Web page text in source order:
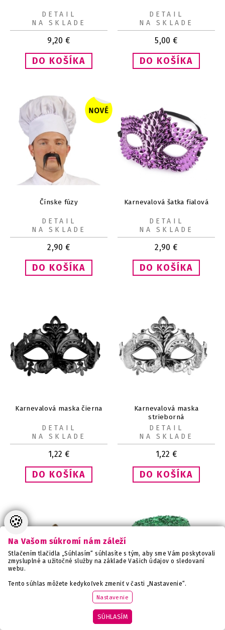
9,20 €
DETAIL
NA SKLADE
5,00 €
DETAIL
NA SKLADE
Čínske fúzy
2,90 €
DETAIL
NA SKLADE
Karnevalová šatka fialová
2,90 €
DETAIL
NA SKLADE
Karnevalová maska čierna
1,22 €
DETAIL
NA SKLADE
Karnevalová maska
strieborná
1,22 €
DETAIL
NA SKLADE
Karnevalová maska zlatá Klobúk s flitrami zelený
🍪
Na Vašom súkromí nám záleží
Stlačením tlačidla „Súhlasím“ súhlasíte s tým, aby sme Vám poskytovali
zmysluplné a užitočné služby na základe Vašich údajov o sledovaní
webu.
Tento súhlas môžete kedykoľvek zmeniť v časti „Nastavenie“.
Nastavenie
SÚHLASÍM